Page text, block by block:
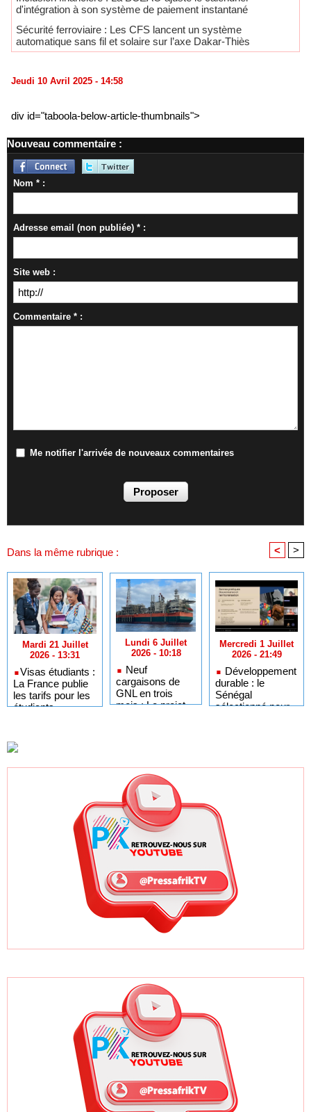
d'intégration à son système de paiement instantané
Sécurité ferroviaire : Les CFS lancent un système
automatique sans fil et solaire sur l’axe Dakar-Thiès
Jeudi 10 Avril 2025 - 14:58
div id="taboola-below-article-thumbnails">
Nouveau commentaire :
Nom * :
Adresse email (non publiée) * :
Site web :
Commentaire * :
Me notifier l'arrivée de nouveaux commentaires
Dans la même rubrique : < >
Mardi 21 Juillet
2026 - 13:31
​Visas étudiants :
La France publie
les tarifs pour les
étudiants
africains
Lundi 6 Juillet
2026 - 10:18
Neuf
cargaisons de
GNL en trois
mois : Le projet
Mercredi 1 Juillet
2026 - 21:49
Développement
durable : le
Sénégal
sélectionné pour
ODD